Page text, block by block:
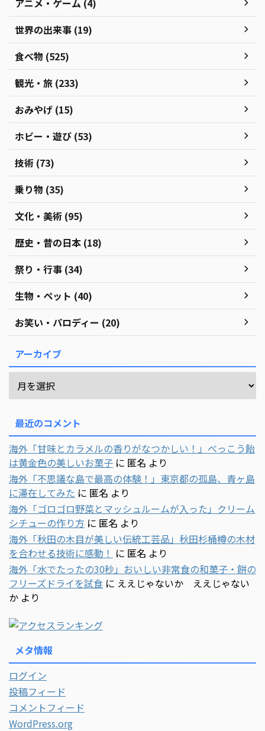
世界の出来事 (19)
食べ物 (525)
観光・旅 (233)
おみやげ (15)
ホビー・遊び (53)
技術 (73)
乗り物 (35)
文化・美術 (95)
歴史・昔の日本 (18)
祭り・行事 (34)
生物・ペット (40)
お笑い・パロディー (20)
アーカイブ
最近のコメント
海外「甘味とカラメルの香りがなつかしい！」べっこう飴
は黄金色の美しいお菓子 に 匿名 より
海外「不思議な島で最高の体験！」東京都の孤島、青ヶ島
に滞在してみた に 匿名 より
海外「ゴロゴロ野菜とマッシュルームが入った」クリーム
シチューの作り方 に 匿名 より
海外「秋田の木目が美しい伝統工芸品」秋田杉桶樽の木材
を合わせる技術に感動！ に 匿名 より
海外「水でたったの30秒」おいしい非常食の和菓子・餅の
フリーズドライを試食 に ええじゃないか ええじゃない
か より
メタ情報
ログイン
投稿フィード
コメントフィード
WordPress.org